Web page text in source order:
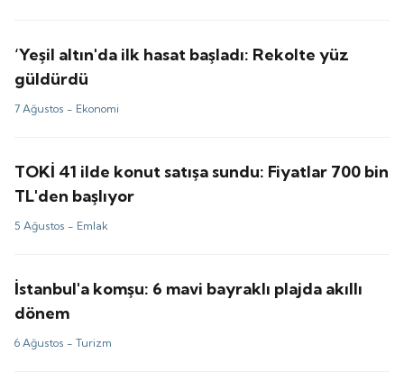
‘Yeşil altın'da ilk hasat başladı: Rekolte yüz
güldürdü
7 Ağustos - Ekonomi
TOKİ 41 ilde konut satışa sundu: Fiyatlar 700 bin
TL'den başlıyor
5 Ağustos - Emlak
İstanbul'a komşu: 6 mavi bayraklı plajda akıllı
dönem
6 Ağustos -Turizm